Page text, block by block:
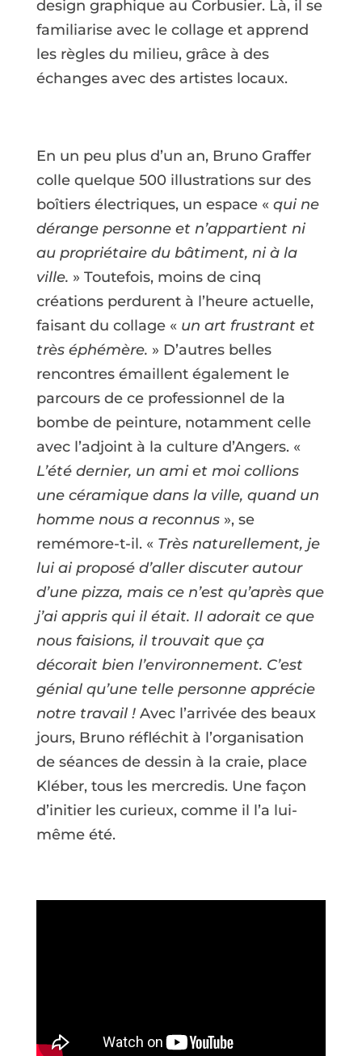
design graphique au Corbusier. Là, il se
familiarise avec le collage et apprend
les règles du milieu, grâce à des
échanges avec des artistes locaux.
En un peu plus d’un an, Bruno Graffer
colle quelque 500 illustrations sur des
boîtiers électriques, un espace « qui ne
dérange personne et n’appartient ni
au propriétaire du bâtiment, ni à la
ville. » Toutefois, moins de cinq
créations perdurent à l’heure actuelle,
faisant du collage « un art frustrant et
très éphémère. » D’autres belles
rencontres émaillent également le
parcours de ce professionnel de la
bombe de peinture, notamment celle
avec l’adjoint à la culture d’Angers. «
L’été dernier, un ami et moi collions
une céramique dans la ville, quand un
homme nous a reconnus », se
remémore-t-il. « Très naturellement, je
lui ai proposé d’aller discuter autour
d’une pizza, mais ce n’est qu’après que
j’ai appris qui il était. Il adorait ce que
nous faisions, il trouvait que ça
décorait bien l’environnement. C’est
génial qu’une telle personne apprécie
notre travail !Avec l’arrivée des beaux
jours, Bruno réfléchit à l’organisation
de séances de dessin à la craie, place
Kléber, tous les mercredis. Une façon
d’initier les curieux, comme il l’a lui-
même été.